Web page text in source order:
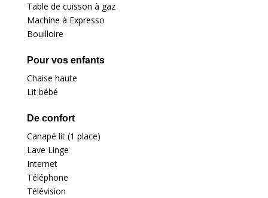
Table de cuisson à gaz
Machine à Expresso
Bouilloire
Pour vos enfants
Chaise haute
Lit bébé
De confort
Canapé lit (1 place)
Lave Linge
Internet
Téléphone
Télévision